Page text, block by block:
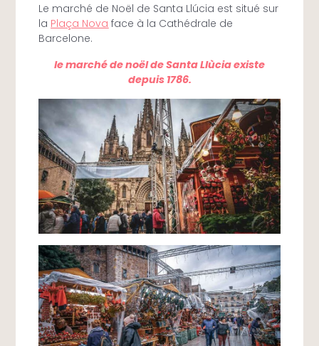
Le marché de Noël de Santa Llúcia est situé sur
la Plaça Nova face à la Cathédrale de
Barcelone.
le marché de noël de Santa Llùcia existe
depuis 1786.